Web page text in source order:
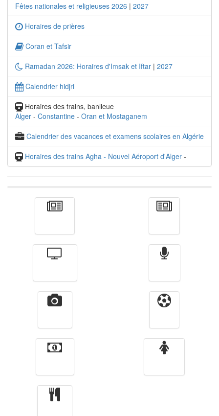
Fêtes nationales et religieuses 2026 | 2027
Horaires de prières
Coran et Tafsir
Ramadan 2026: Horaires d'Imsak et Iftar | 2027
Calendrier hidjri
Horaires des trains, banlieue
Alger - Constantine - Oran et Mostaganem
Calendrier des vacances et examens scolaires en Algérie
Horaires des trains Agha - Nouvel Aéroport d'Alger -